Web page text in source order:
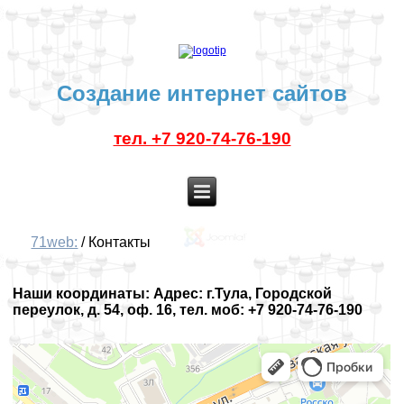
Создание интернет сайтов
тел. +7 920-74-76-190
71web: / Контакты
Наши координаты: Адрес: г.Тула, Городской
переулок, д. 54, оф. 16, тел. моб: +7 920-74-76-190